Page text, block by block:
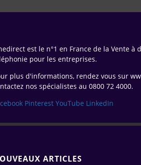
est le n°1 en France de la Vente à
pour les entreprises.
plus d'informations, rendez vous sur
nos spécialistes au 0800 72 4000.
Pinterest YouTube LinkedIn
ARTICLES